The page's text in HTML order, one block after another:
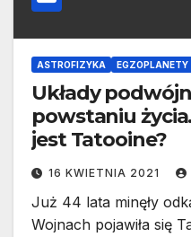
ASTROFIZYKA EGZOPLANETY
Układy
powstaniu
jest Tatooine?
16 KWIETNIA 2021
Już 44 lata minęły
Wojnach pojawiła się